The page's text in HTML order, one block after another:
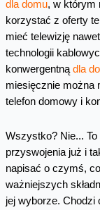
dla domu, w którym
korzystać z oferty
mieć telewizję
technologii
konwergentną dla
miesięcznie można
telefon domowy i
Wszystko? Nie...
przyswojenia już i
napisać o czymś,
ważniejszych
jej wyborze. Chodzi